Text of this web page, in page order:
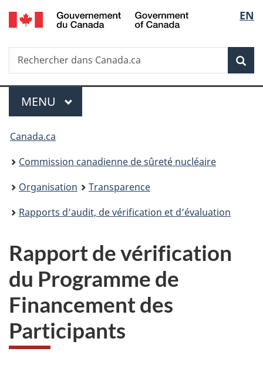
Passer
au
principal
de
la
EN
Recherche
Rechercher
dans
Menu
MENU PRINCIPAL
Vous
êtes
ici
Canada.ca
Commission canadienne de sûreté nucléaire
Organisation
Transparence
Rapports d’audit, de vérification et d’évaluation
Rapport de vérification
du Programme de
Financement des
Participants